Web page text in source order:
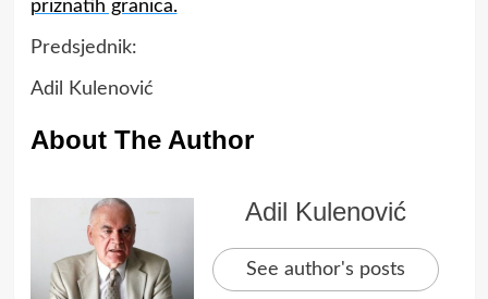
priznatih granica.
Predsjednik:
Adil Kulenović
About The Author
Adil Kulenović
See author's posts